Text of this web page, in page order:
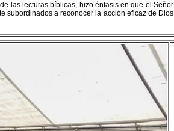
las lecturas bíblicas, hizo énfasis en que el Señor
subordinados a reconocer la acción eficaz de Dios